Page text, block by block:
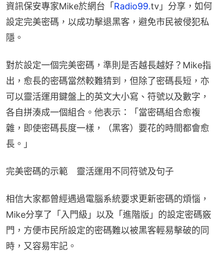
資訊保安專家Mike於網台「Radio99.tv」分享，如何
設定完美密碼，以成功擊退黑客，避免市民被侵犯私
隱。
對於設定一個完美密碼，準則是否越長越好？Mike指
出，愈長的密碼當然較難猜到，但除了密碼長短，亦
可以靈活運用鍵盤上的英文大小寫、符號以及數字，
各自拼湊成一個組合。他表示：「當密碼組合愈複
雜，即使密碼長度一樣，（黑客）要花的時間都會愈
長。」
完美密碼的示範　靈活運用不同符號及句子
相信大家都曾經遇過電腦系統要求更新密碼的煩惱，
Mike分享了「入門級」以及「進階版」的設定密碼竅
門，方便市民所設定的密碼難以被黑客輕易擊破的同
時，又容易牢記。